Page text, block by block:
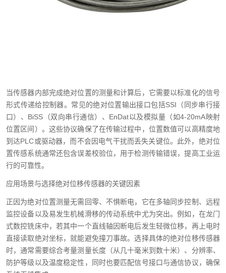
当传感器内部完成绝对位置的测量和计算后，它需要以标准化的信号
形式传递给控制器。常见的绝对位置输出接口包括SSI（同步串行接
口）、BiSS（双向串行通信）、EnDat以及模拟量（如4-20mA映射
位置区间）。这些协议确保了在传输过程中，位置数值可以高精度地
到达PLC或驱动器，而不会因电气干扰而丢失关键位。此外，绝对位
置传感系统通常还包含误差校验位，用于检测传输错误，提高工业运
行的可靠性。
应用场景与选择绝对位移传感器的关键因素
正因为绝对位置测量无需回零、不惧断电，它在多轴同步控制、远程
监控设备以及易发生机械滑移的传动系统中尤为突出。例如，在龙门
式数控铣床中，若其中一个直线轴因断电后发生轻微位移，再上电时
直接读取绝对坐标，就能避免撞刀事故。选择具体的绝对位移传感器
时，通常需要综合考量测量长度（从几十毫米到数十米）、分辨率、
防护等级以及温度稳定性，同时也要匹配信号接口与通信协议，确保